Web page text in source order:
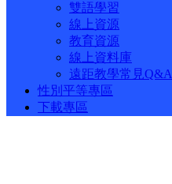
雙語學習
線上資源
教育資源
線上資料庫
遠距教學常見Q&A
性別平等專區
下載專區